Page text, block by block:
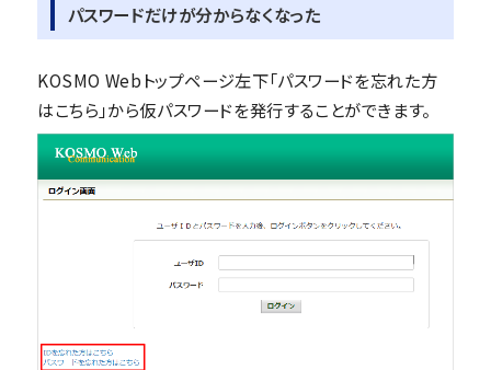
パスワードだけが分からなくなった
KOSMO Webトップページ左下「パスワードを忘れた方
はこちら」から仮パスワードを発行することができます。